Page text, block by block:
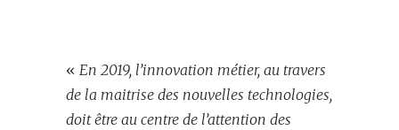
« En 2019, l’innovation métier, au travers
de la maitrise des nouvelles technologies,
doit être au centre de l’attention des